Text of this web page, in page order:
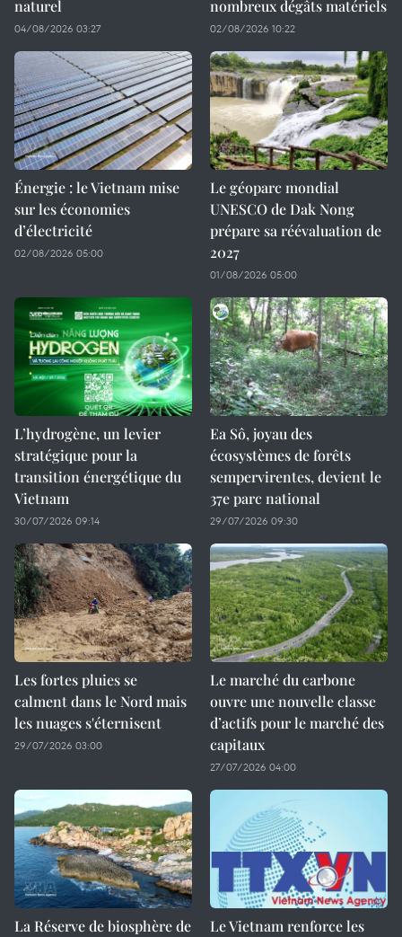
naturel
04/08/2026 03:27
nombreux dégâts matériels
02/08/2026 10:22
Énergie : le Vietnam mise
sur les économies
d’électricité
02/08/2026 05:00
Le géoparc mondial
UNESCO de Dak Nong
prépare sa réévaluation de
2027
01/08/2026 05:00
L’hydrogène, un levier
stratégique pour la
transition énergétique du
Vietnam
30/07/2026 09:14
Ea Sô, joyau des
écosystèmes de forêts
sempervirentes, devient le
37e parc national
29/07/2026 09:30
Les fortes pluies se
calment dans le Nord mais
les nuages s'éternisent
29/07/2026 03:00
Le marché du carbone
ouvre une nouvelle classe
d’actifs pour le marché des
capitaux
27/07/2026 04:00
La Réserve de biosphère de
Le Vietnam renforce les